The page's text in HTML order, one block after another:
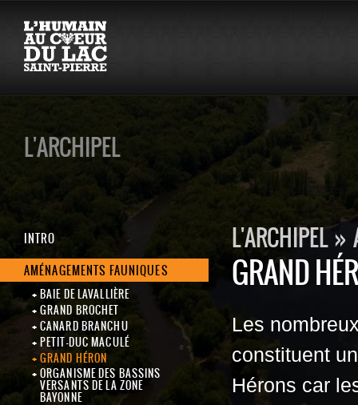
L'ARCHIPEL
INTRO
AMÉNAGEMENTS FAUNIQUES
BAIE DE LAVALLIÈRE
GRAND BROCHET
CANARD BRANCHU
PETIT-DUC MACULÉ
GRAND HÉRON
ORGANISME DES BASSINS
VERSANTS DE LA ZONE
BAYONNE
L'ARCHIPEL »
GRAND
Les
constituent
Hérons car